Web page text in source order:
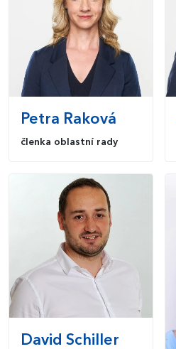
Petra Raková
členka oblastní rady
David Schiller